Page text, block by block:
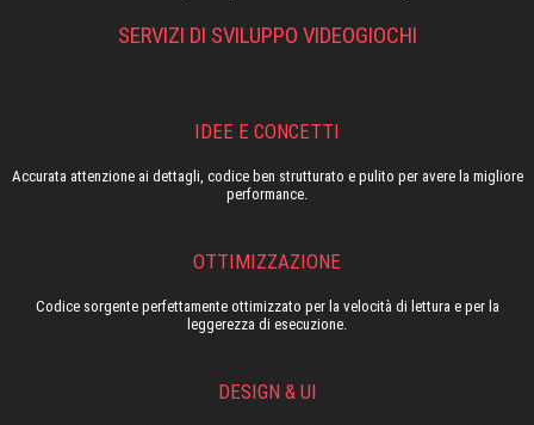
SERVIZI DI SVILUPPO VIDEOGIOCHI
IDEE E CONCETTI
Accurata attenzione ai dettagli, codice ben strutturato e pulito per avere la migliore
performance.
OTTIMIZZAZIONE
Codice sorgente perfettamente ottimizzato per la velocità di lettura e per la
leggerezza di esecuzione.
DESIGN & UI